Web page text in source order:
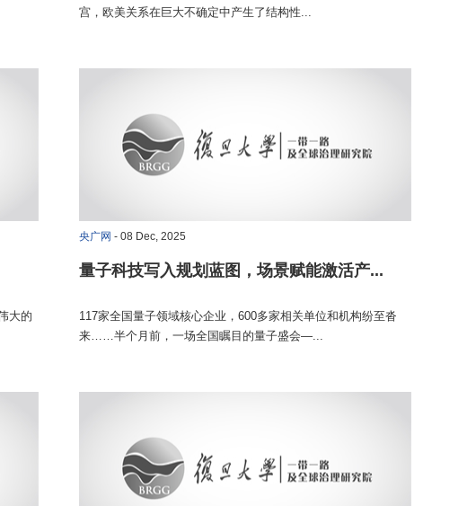
宫，欧美关系在巨大不确定中产生了结构性...
大的
央广网 - 08 Dec, 2025
量子科技写入规划蓝图，场景赋能激活产...
117家全国量子领域核心企业，600多家相关单位和机构纷至沓
来……半个月前，一场全国瞩目的量子盛会—...